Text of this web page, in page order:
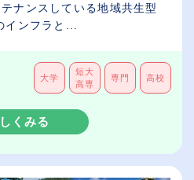
ナンスしている地域共生型
す。 地域のインフラと...
大学
短大
高専
専門 高校
くみる